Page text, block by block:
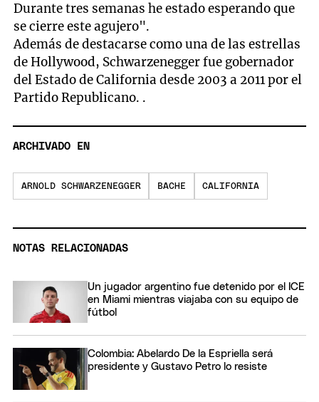
Durante tres semanas he estado esperando que
se cierre este agujero".
Además de destacarse como una de las estrellas
de Hollywood, Schwarzenegger fue gobernador
del Estado de California desde 2003 a 2011 por el
Partido Republicano. .
ARCHIVADO EN
ARNOLD SCHWARZENEGGER BACHE CALIFORNIA
NOTAS RELACIONADAS
Un jugador argentino fue detenido por el ICE
en Miami mientras viajaba con su equipo de
fútbol
Colombia: Abelardo De la Espriella será
presidente y Gustavo Petro lo resiste